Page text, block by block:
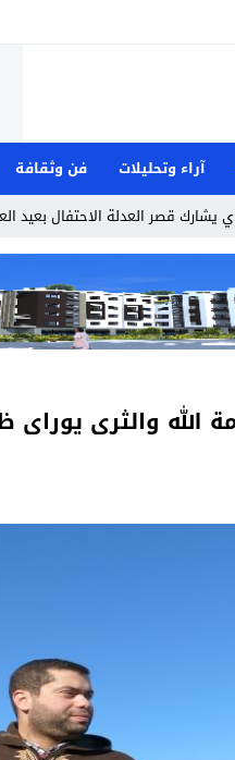
آراء وتحليلات فن وثقافة
يشارك قصر العدلة الاحتفال
الله والثرى